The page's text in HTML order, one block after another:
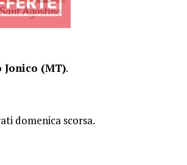
Jonico (MT).
domenica scorsa.